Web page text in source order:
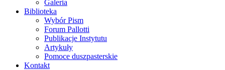
Galeria
Biblioteka
Wybór Pism
Forum Pallotti
Publikacje Instytutu
Artykuły
Pomoce duszpasterskie
Kontakt